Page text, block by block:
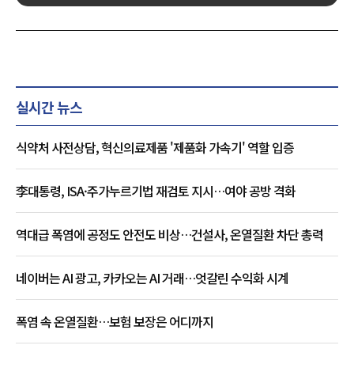
실시간 뉴스
식약처 사전상담, 혁신의료제품 '제품화 가속기' 역할 입증
李대통령, ISA·주가누르기법 재검토 지시…여야 공방 격화
역대급 폭염에 공정도 안전도 비상…건설사, 온열질환 차단 총력
네이버는 AI 광고, 카카오는 AI 거래…엇갈린 수익화 시계
폭염 속 온열질환…보험 보장은 어디까지